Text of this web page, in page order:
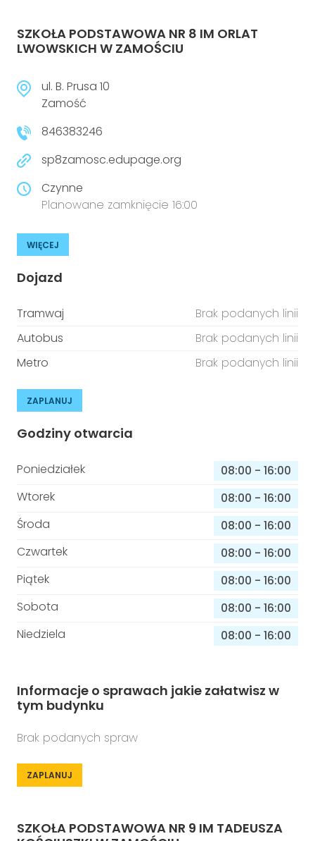
SZKOŁA PODSTAWOWA NR 8 IM ORLAT
LWOWSKICH W ZAMOŚCIU
ul. B. Prusa 10
Zamość
846383246
sp8zamosc.edupage.org
Czynne
Planowane zamknięcie 16:00
WIĘCEJ
Dojazd
Tramwaj
Brak podanych linii
Autobus
Brak podanych linii
Metro
Brak podanych linii
ZAPLANUJ
Godziny otwarcia
Poniedziałek 08:00 - 16:00
Wtorek
08:00 - 16:00
Środa
08:00 - 16:00
Czwartek
08:00 - 16:00
Piątek
08:00 - 16:00
Sobota
08:00 - 16:00
Niedziela
08:00 - 16:00
Informacje o sprawach jakie załatwisz w
tym budynku
Brak podanych spraw
ZAPLANUJ
SZKOŁA PODSTAWOWA NR 9 IM TADEUSZA